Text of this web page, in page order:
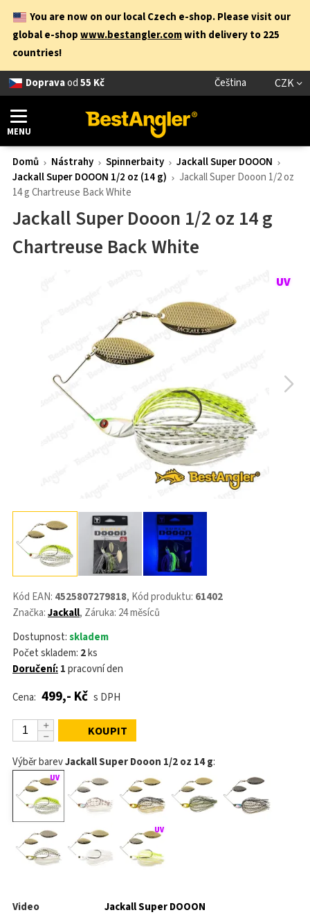
You are now on our local Czech e-shop. Please visit our
global e-shopwww.bestangler.comwith delivery to 225
countries!
Dopravaod55 Kč Čeština CZK
MENU
Domů Nástrahy Spinnerbaity
Jackall Super DOOON
Jackall Super DOOON 1/2 oz (14 g)
Jackall Super Dooon 1/2 oz
14 g Chartreuse Back White
Video Jackall Super DOOON
Jackall Super Dooon 1/2 oz 14 g
Chartreuse Back White
Kód EAN: 4525807279818, Kód produktu: 61402
Značka:Jackall, Záruka: 24 měsíců
Dostupnost:skladem
Počet skladem: 2ks
Doručení:1pracovní den
Cena: 499,- Kč s DPH
KOUPIT
Výběr barevJackall Super Dooon 1/2 oz 14 g: